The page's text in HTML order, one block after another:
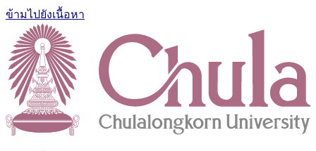
ข้ามไปยังเนื้อหา